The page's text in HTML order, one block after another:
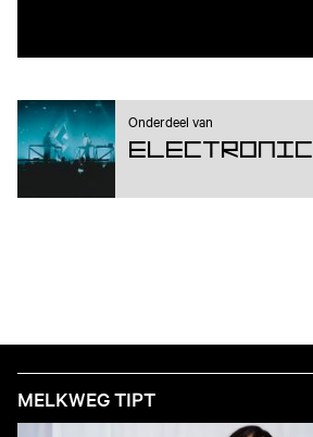
Onderdeel van
Electronic
MELKWEG TIPT